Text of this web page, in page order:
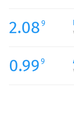
2.08 9
0.99 9